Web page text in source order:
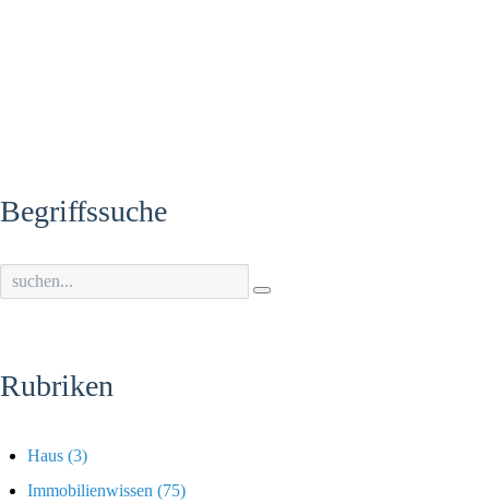
Begriffssuche
Rubriken
Haus (3)
Immobilienwissen (75)